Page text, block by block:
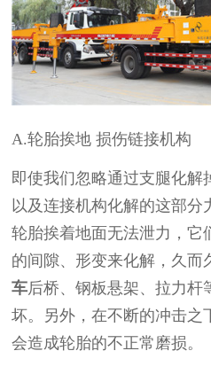
A.轮胎挨地 损伤链接机构
即使我们忽略通过支腿化解
以及连接机构化解的这部
轮胎挨着地面无法泄力，它
的间隙、形变来化解，久而
车后桥、钢板悬架、拉力杆
坏。另外，在不断的冲击之
会造成轮胎的不正常磨损。